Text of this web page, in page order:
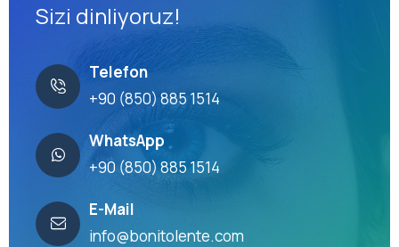
Sizi dinliyoruz!
Telefon
+90 (850) 885 1514
WhatsApp
+90 (850) 885 1514
E-Mail
info@bonitolente.com